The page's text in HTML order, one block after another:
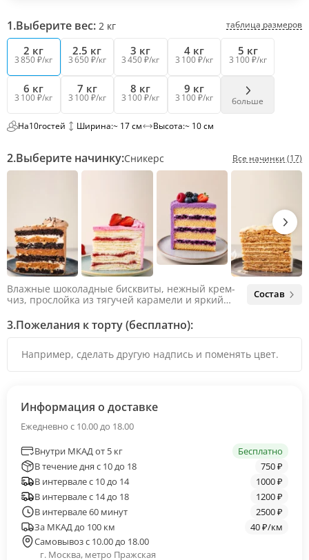
1.Выберите вес: 2 кг таблица размеров
2 кг
3 850 ₽/кг
2.5 кг
3 650 ₽/кг
3 кг
3 450 ₽/кг
4 кг
3 100 ₽/кг
5 кг
3 100 ₽/кг
6 кг
3 100 ₽/кг
7 кг
3 100 ₽/кг
8 кг
3 100 ₽/кг
9 кг
3 100 ₽/кг больше
На10гостей Ширина:~ 17 см Высота:~ 10 см
2.Выберите начинку:Сникерс Все начинки (17)
Влажные шоколадные бисквиты, нежный крем-
чиз, прослойка из тягучей карамели и яркий
яркий вкус шоколада и тягучей карамели, не
оставляя ни единого шанса остаться
Состав
3.Пожелания к торту (бесплатно):
Информация о доставке
Ежедневно с 10.00 до 18.00
Внутри МКАД от 5 кг
Бесплатно
В течение дня с 10 до 18
750 ₽
В интервале с 10 до 14
1000 ₽
В интервале с 14 до 18
1200 ₽
В интервале 60 минут
2500 ₽
За МКАД до 100 км
40 ₽/км
Самовывоз с 10.00 до 18.00
г. Москва, метро Пражская